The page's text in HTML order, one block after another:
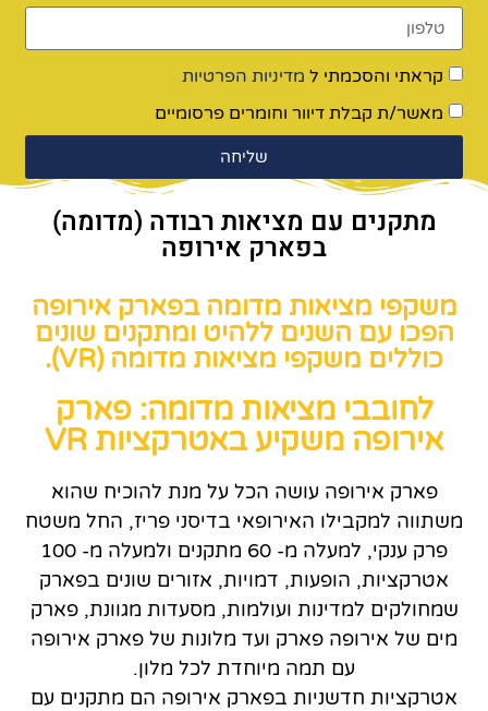
קראתי והסכמתי ל מדיניות הפרטיות
מאשר/ת קבלת דיוור וחומרים פרסומיים
שליחה
מתקנים עם מציאות רבודה (מדומה)
בפארק אירופה
משקפי מציאות מדומה בפארק אירופה
הפכו עם השנים ללהיט ומתקנים שונים
כוללים משקפי מציאות מדומה (VR).
לחובבי מציאות מדומה: פארק
אירופה משקיע באטרקציות VR
פארק אירופה עושה הכל על מנת להוכיח שהוא
משתווה למקבילו האירופאי בדיסני פריז, החל משטח
פרק ענקי, למעלה מ- 60 מתקנים ולמעלה מ- 100
אטרקציות, הופעות, דמויות, אזורים שונים בפארק
שמחולקים למדינות ועולמות, מסעדות מגוונת, פארק
מים של אירופה פארק ועד מלונות של פארק אירופה
עם תמה מיוחדת לכל מלון.
אטרקציות חדשניות בפארק אירופה הם מתקנים עם